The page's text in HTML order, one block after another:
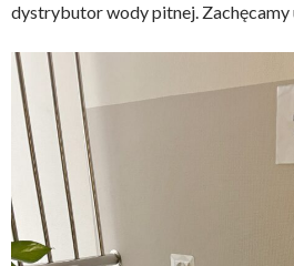
dystrybutor wody pitnej. Zachęcamy